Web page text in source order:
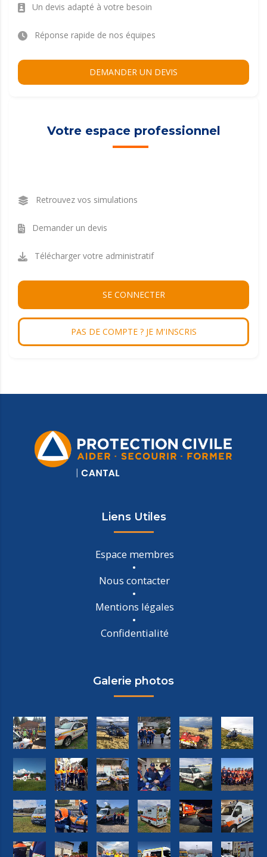
Un devis adapté à votre besoin
Réponse rapide de nos équipes
DEMANDER UN DEVIS
Votre espace professionnel
Retrouvez vos simulations
Demander un devis
Télécharger votre administratif
SE CONNECTER
PAS DE COMPTE ? JE M'INSCRIS
Liens Utiles
Espace membres
Nous contacter
Mentions légales
Confidentialité
Galerie photos